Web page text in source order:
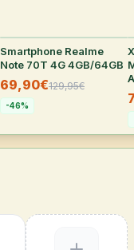
27
Smartphone Realme
Note 70T 4G 4GB/64GB
69,90€129,95€
-46%